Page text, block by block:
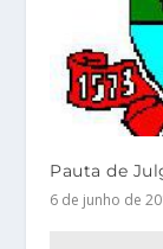
Pauta de
6 de junho de